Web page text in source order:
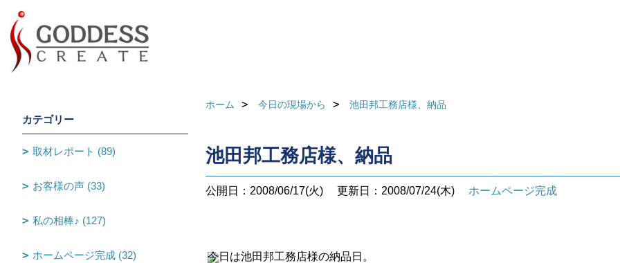
ホーム 今日の現場から 池田邦工務店様、納品
池田邦工務店様、納品
公開日：2008/06/17(火) 更新日：2008/07/24(木) ホームページ完成
今日は池田邦工務店様の納品日。
カテゴリー
取材レポート (89)
お客様の声 (33)
私の相棒♪ (127)
ホームページ完成 (32)